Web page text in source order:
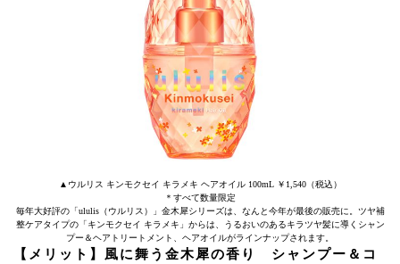
▲ウルリス キンモクセイ キラメキ ヘアオイル 100mL ￥1,540（税込）
＊すべて数量限定
毎年⼤好評の「ululis（ウルリス）」⾦⽊犀シリーズは、なんと今年が最後の販売に。ツヤ補
整ケアタイプの「キンモクセイ キラメキ」からは、うるおいのあるキラツヤ髪に導くシャン
プー＆ヘアトリートメント、ヘアオイルがラインナップされます。
【メリット】風に舞う金木犀の香り シャンプー＆コ